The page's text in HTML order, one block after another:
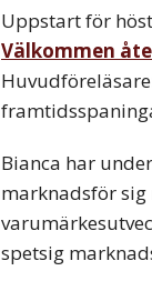
Uppstart för
Välkommen
Bianca har
marknadsför sig
spetsig